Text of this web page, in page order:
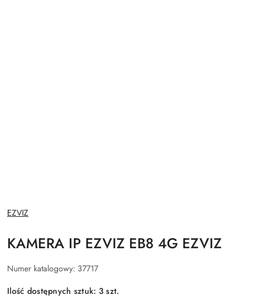
NAZWA
PRODUCENTA:
EZVIZ
KAMERA IP EZVIZ EB8 4G EZVIZ
Numer katalogowy: 37717
Ilość dostępnych sztuk: 3szt.